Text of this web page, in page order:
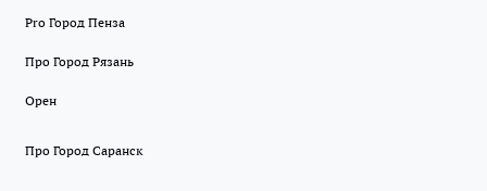
Pro Город Пенза
Про Город Рязань
Орен
Про Город Саранск